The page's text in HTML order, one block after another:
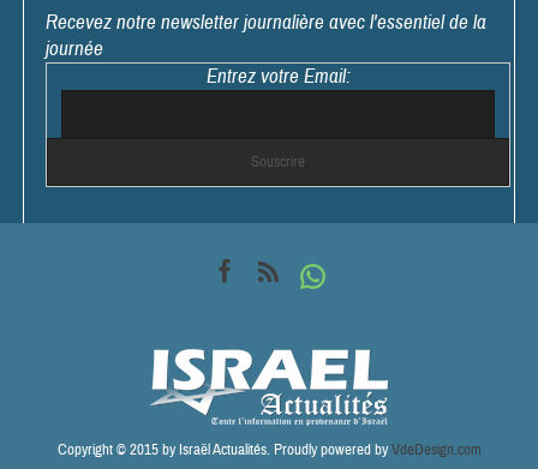
Recevez notre newsletter journalière avec l'essentiel de la
journée
Entrez votre Email:
Copyright © 2015 by Israël Actualités. Proudly powered byVdeDesign.com